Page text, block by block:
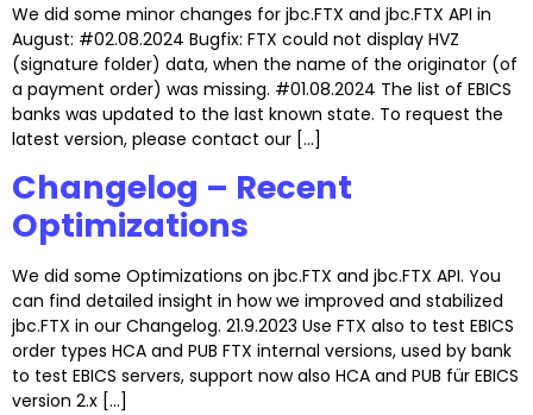
We did some minor changes for jbc.FTX and jbc.FTX API in
August: #02.08.2024 Bugfix: FTX could not display HVZ
(signature folder) data, when the name of the originator (of
a payment order) was missing. #01.08.2024 The list of EBICS
banks was updated to the last known state. To request the
latest version, please contact our […]
Changelog – Recent
Optimizations
We did some Optimizations on jbc.FTX and jbc.FTX API. You
can find detailed insight in how we improved and stabilized
jbc.FTX in our Changelog. 21.9.2023 Use FTX also to test EBICS
order types HCA and PUB FTX internal versions, used by bank
to test EBICS servers, support now also HCA and PUB für EBICS
version 2.x […]